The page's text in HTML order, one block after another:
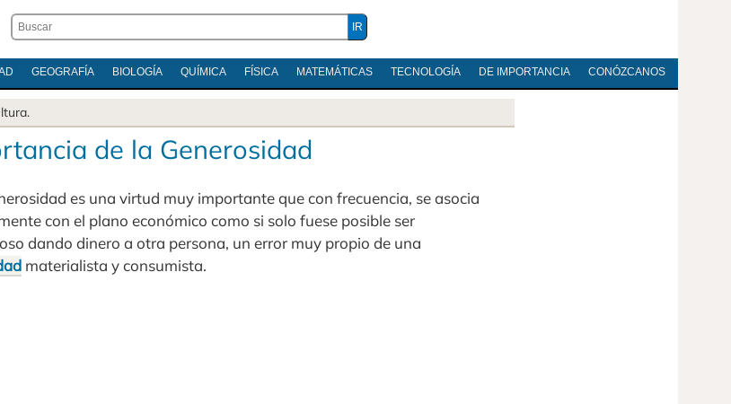
GEOGRAFÍA BIOLOGÍA QUÍMICA FÍSICA MATEMÁTICAS TECNOLOGÍA DE IMPORTANCIA CONÓZCANOS
.
de la Generosidad
es una virtud muy importante que con frecuencia, se asocia
con el plano económico como si solo fuese posible ser
dando dinero a otra persona, un error muy propio de una
materialista y consumista.